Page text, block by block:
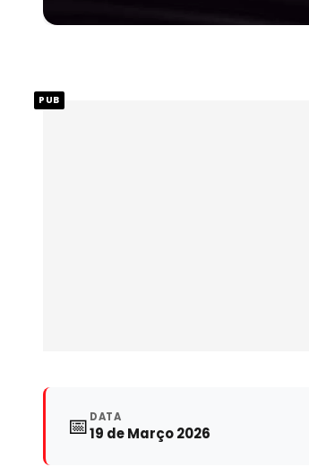
PUB
📅 DATA
19 de Março 2026